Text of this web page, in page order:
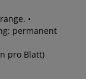
•
permanent
pro Blatt)